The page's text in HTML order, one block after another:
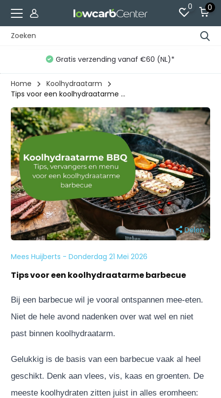
0 0
Gratis verzending vanaf €60 (NL)*
Home
Koolhydraatarm
Tips voor een koolhydraatarme ...
Delen
Mees Huijberts - Donderdag 21 Mei 2026
Tips voor een koolhydraatarme barbecue
Bij een barbecue wil je vooral ontspannen mee-eten.
Niet de hele avond nadenken over wat wel en niet
past binnen koolhydraatarm.
Gelukkig is de basis van een barbecue vaak al heel
geschikt. Denk aan vlees, vis, kaas en groenten. De
meeste koolhydraten zitten juist in alles eromheen: